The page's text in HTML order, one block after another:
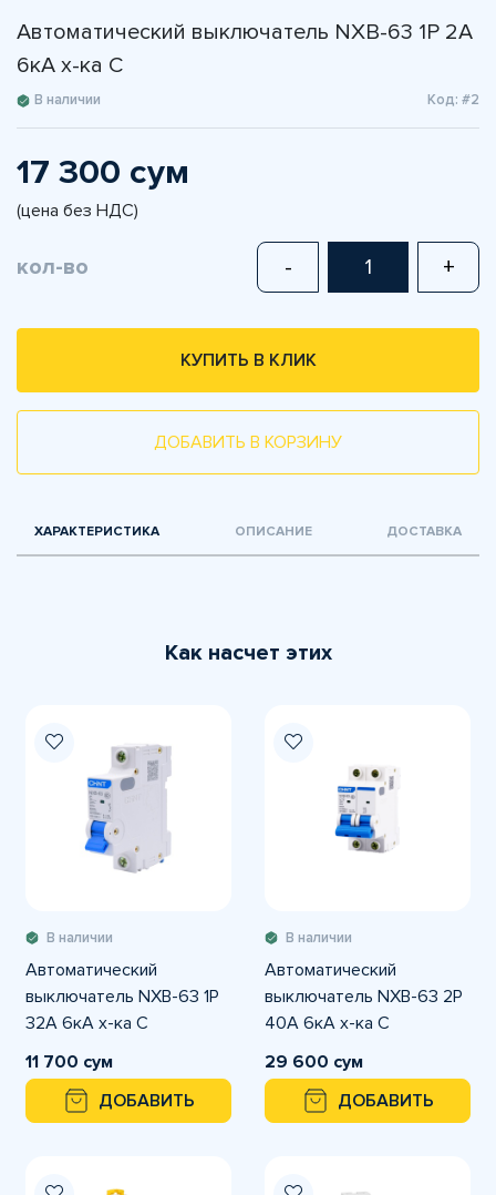
Автоматический выключатель NXB-63 1P 2A
6кА х-ка С
В наличии Код: #2
17 300 сум
(цена без НДС)
кол-во - +
КУПИТЬ В КЛИК
ДОБАВИТЬ В КОРЗИНУ
ХАРАКТЕРИСТИКА ОПИСАНИЕ ДОСТАВКА
Как насчет этих
В наличии
Автоматический
выключатель NXB-63 1P
32A 6кА х-ка С
11 700 сум
ДОБАВИТЬ
В наличии
Автоматический
выключатель NXB-63 2P
40A 6кА х-ка С
29 600 сум
ДОБАВИТЬ